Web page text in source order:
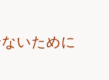
いために